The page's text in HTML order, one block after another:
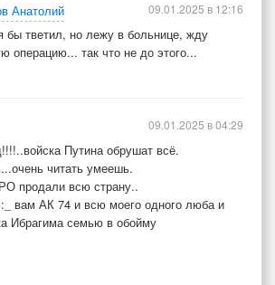
Анатолий
бы тветил, но лежу в больнице, жду
операцию... так что не до этого...
09.01.2025 в 12:16
Путина обрушат всё.
читать умеешь.
продали всю страну..
вам АК 74 и всю моего одного люба и
Ибрагима семью в обойму
09.01.2025 в 04:29